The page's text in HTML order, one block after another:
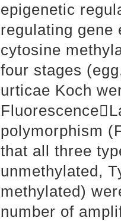
epigenetic
regulating gene
cytosine
four stages
urticae Koch
polymorphism
that all three
unmethylated,
methylated)
number of